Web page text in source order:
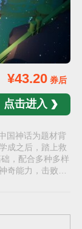
¥43.20券后
点击进入
国神话为题材背
成之后，踏上救
，配合多种多样
奇能力，击败那